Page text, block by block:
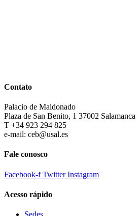
Contato
Palacio de Maldonado
Plaza de San Benito, 1 37002 Salamanca
T +34 923 294 825
e-mail: ceb@usal.es
Fale conosco
Facebook-f Twitter Instagram
Acesso rápido